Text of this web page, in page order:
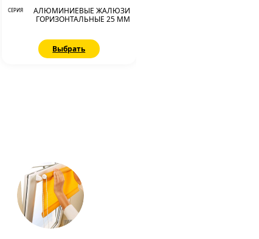
СЕРИЯ
АЛЮМИНИЕВЫЕ ЖАЛЮЗИ
ГОРИЗОНТАЛЬНЫЕ 25 ММ
Выбрать